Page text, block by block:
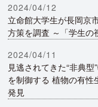
2024/04/12
立命館大学生が長岡京
方策を調査 ～「学生の
2024/04/11
見逃されてきた“非典
を制御する 植物の有
発見